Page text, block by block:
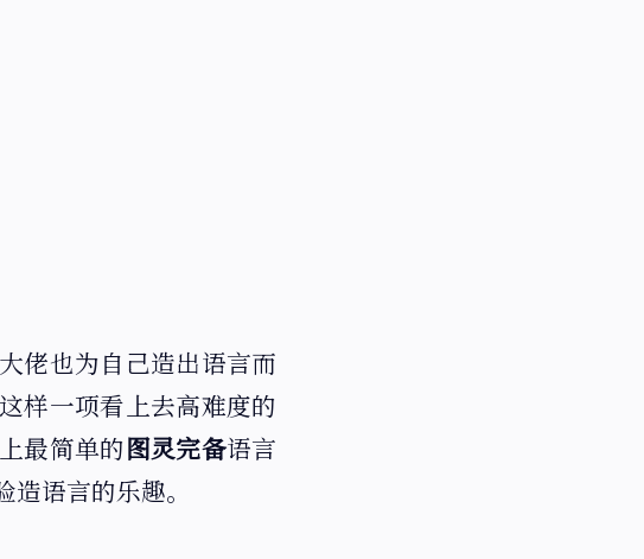
佬也为自己造出语言而
样一项看上去高难度的
最简单的 图灵完备语言
语言的乐趣。